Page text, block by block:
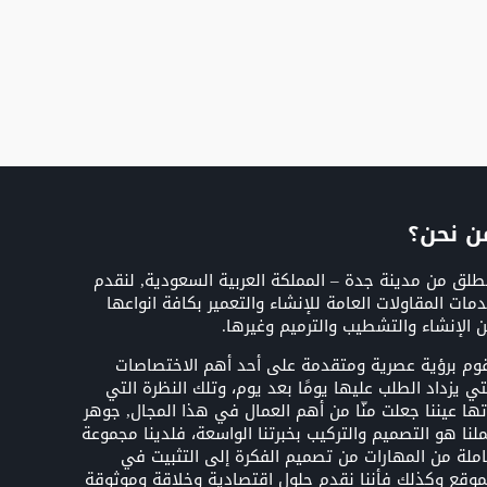
نحن؟
من مدينة جدة – المملكة العربية السعودية, لنقدم
المقاولات العامة للإنشاء والتعمير بكافة انواعها
الإنشاء والتشطيب والترميم وغيرها.
برؤية عصرية ومتقدمة على أحد أهم الاختصاصات
يزداد الطلب عليها يومًا بعد يوم، وتلك النظرة التي
عيننا جعلت منّا من أهم العمال في هذا المجال, جوهر
هو التصميم والتركيب بخبرتنا الواسعة، فلدينا مجموعة
من المهارات من تصميم الفكرة إلى التثبيت في
وكذلك فأننا نقدم حلول اقتصادية وخلاقة وموثوقة